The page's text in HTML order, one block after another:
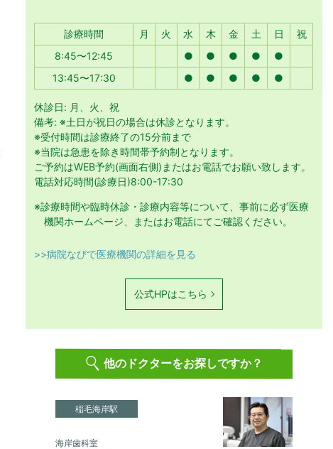
診療時間 月 月曜日
火 火曜日
水 水曜日
木木曜日
金金曜日
土土曜日
日 日曜日
祝
8:45〜12:45
● ● ● ●
●
13:45〜17:30
● ● ● ● ●
休診日: 月、火、祝
備考: ※土日が祝日の場合は休診となります。
※受付時間は診療終了の15分前まで
※当院は急患を除き時間帯予約制となります。
ご予約はWEB予約(画面右側)またはお電話でお願い致します。
電話対応時間(診療日)8:00-17:30
※診療時間や臨時休診・診療内容等について、事前に必ず医療
機関ホームページ、またはお電話にてご確認ください。
>>病院なびで医療機関の詳細を見る
公式HPはこちら
他のドクターをお探しですか？
稲毛海岸駅
海岸歯科室